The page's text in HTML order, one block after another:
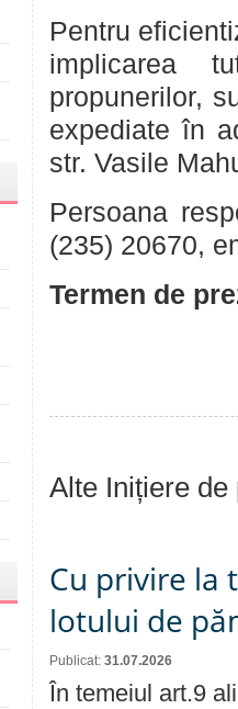
Pentru
implicarea
propunerilor,
expediate în
str. Vasile
Persoana
(235) 20670,
Termen de
Alte Inițiere de
Cu privire la
lotului de
Publicat: 31.07.2026
În temeiul art.9